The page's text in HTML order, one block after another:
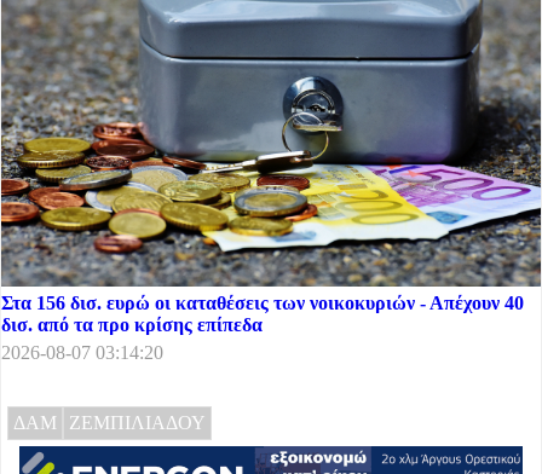
Στα 156 δισ. ευρώ οι καταθέσεις των νοικοκυριών - Απέχουν 40
δισ. από τα προ κρίσης επίπεδα
2026-08-07 03:14:20
ΔΑΜ ΖΕΜΠΙΛΙΑΔΟΥ